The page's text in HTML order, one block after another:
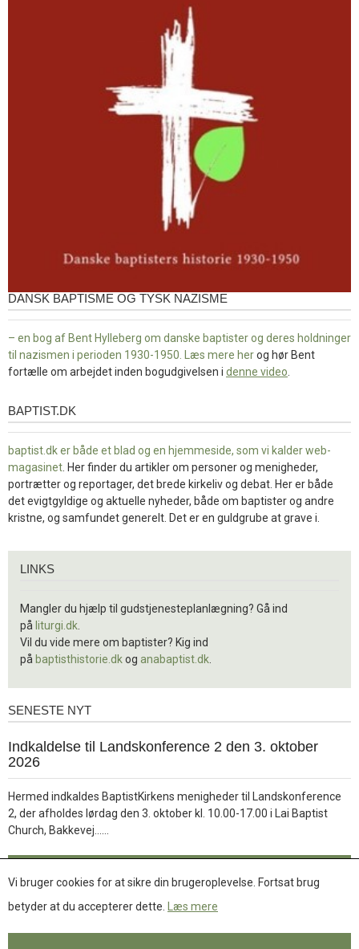
DANSK BAPTISME OG TYSK NAZISME
– en bog af Bent Hylleberg om danske baptister og deres holdninger
til nazismen i perioden 1930-1950. Læs mere herog hør Bent
fortælle om arbejdet inden bogudgivelsen i denne video
baptist.dk
BAPTIST.DK
baptist.dk er både et blad og en hjemmeside, som vi kalder web-
magasinet . Her finder du artikler om personer og menigheder,
portrætter og reportager, det brede kirkeliv og debat. Her er både
det evigtgyldige og aktuelle nyheder, både om baptister og andre
kristne, og samfundet generelt. Det er en guldgrube at grave i.
LINKS
Mangler du hjælp til gudstjenesteplanlægning? Gå ind
på liturgi.dk
Vil du vide mere om baptister? Kig ind
på baptisthistorie.dkog anabaptist.dk
Seneste
SENESTE NYT
1.
jul.
Indkaldelse til Landskonference 2 den 3. oktober
2026
Hermed indkaldes BaptistKirkens menigheder til Landskonference
2, der afholdes lørdag den 3. oktober kl. 10.00-17.00 i Lai Baptist
Church, Bakkevej……
Læs mere
Vi bruger cookies for at sikre din brugeroplevelse. Fortsat brug
betyder at du accepterer dette.
Læs mere